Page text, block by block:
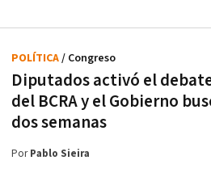
Diputados activó el
del BCRA y el Gobierno
dos semanas
POLÍTICA/ Congreso
PorPablo Sieira